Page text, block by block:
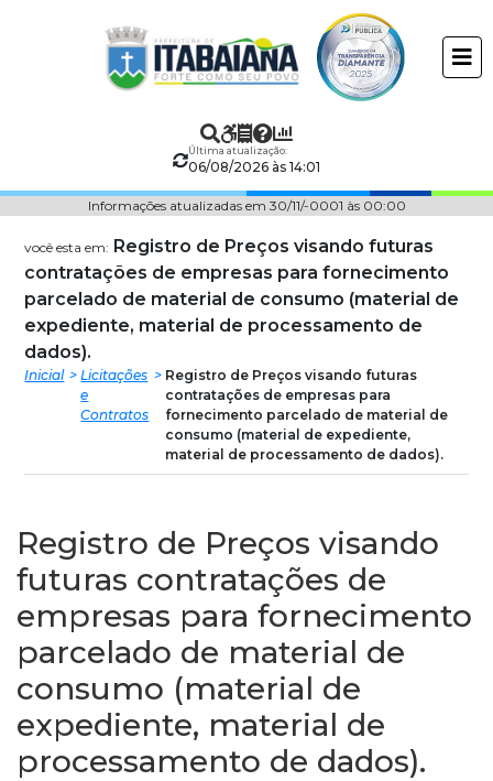
Prefeitura
Municipal
Itabaiana
Última atualização:
06/08/2026 às 14:01
Informações atualizadas em 30/11/-0001 às 00:00
você esta em: Registro de Preços visando futuras
contratações de empresas para fornecimento
parcelado de material de consumo (material de
expediente, material de processamento de
dados).
Inicial
Licitações
e
Contratos
Registro de Preços visando futuras
contratações de empresas para
fornecimento parcelado de material de
consumo (material de expediente,
material de processamento de dados).
Registro de Preços visando
futuras contratações de
empresas para fornecimento
parcelado de material de
consumo (material de
expediente, material de
processamento de dados).